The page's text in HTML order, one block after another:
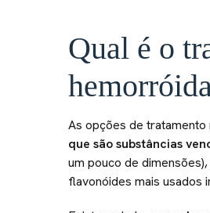
Qual é o
As opções de tratamento
que são substâncias
um pouco de dimensões),
flavonóides mais usados